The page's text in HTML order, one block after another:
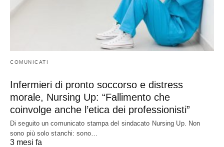
COMUNICATI
Infermieri di pronto soccorso e distress
morale, Nursing Up: “Fallimento che
coinvolge anche l’etica dei professionisti”
Di seguito un comunicato stampa del sindacato Nursing Up. Non
sono più solo stanchi: sono…
3 mesi fa